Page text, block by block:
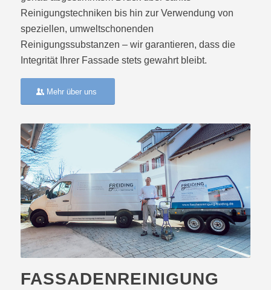
Reinigungstechniken bis hin zur Verwendung von
speziellen, umweltschonenden
Reinigungssubstanzen – wir garantieren, dass die
Integrität Ihrer Fassade stets gewahrt bleibt.
Mehr über uns
FASSADENREINIGUNG